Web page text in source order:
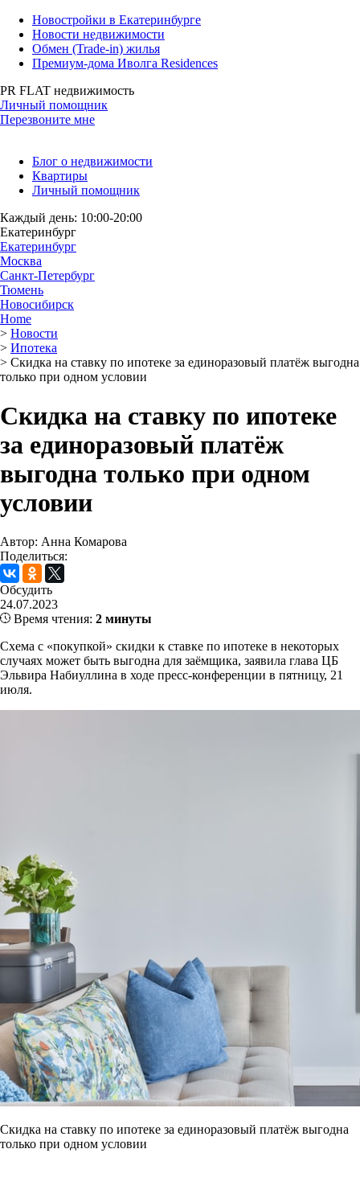
Новостройки в Екатеринбурге
Новости недвижимости
Обмен (Trade-in) жилья
Премиум-дома Иволга Residences
PR FLAT недвижимость
Личный помощник
Перезвоните мне
Блог о недвижимости
Квартиры
Личный помощник
Каждый день: 10:00-20:00
Екатеринбург
Екатеринбург
Москва
Санкт-Петербург
Тюмень
Новосибирск
Home
> Новости
> Ипотека
> Скидка на ставку по ипотеке за единоразовый платёж выгодна
только при одном условии
Скидка на ставку по ипотеке
за единоразовый платёж
выгодна только при одном
условии
Автор: Анна Комарова
Поделиться:
Обсудить
24.07.2023
Время чтения: 2 минуты
Схема с «покупкой» скидки к ставке по ипотеке в некоторых
случаях может быть выгодна для заёмщика, заявила глава ЦБ
Эльвира Набиуллина в ходе пресс-конференции в пятницу, 21
июля.
Скидка на ставку по ипотеке за единоразовый платёж выгодна
только при одном условии